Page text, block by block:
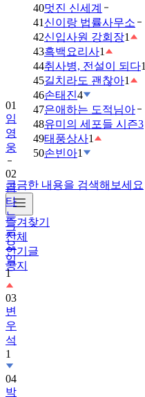
40멋진 신세계
41 신이랑 법률사무소
42신입사원 강회장1
43흑백요리사1
44취사병, 전설이 되다1
45길치라도 괜찮아1
46손태진4
47은애하는 도적님아
48유미의 세포들 시즌3
49태풍상사1
50손빈아1
궁금한 내용을 검색해보세요
즐겨찾기
전체
인기글
공지
01
임
영
웅
02
금
타
는
금
요
일
1
03
변
우
석
1
04
박